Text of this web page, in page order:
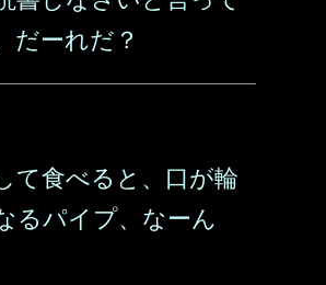
だーれだ？
て食べると、口が輪
るパイプ、なーん